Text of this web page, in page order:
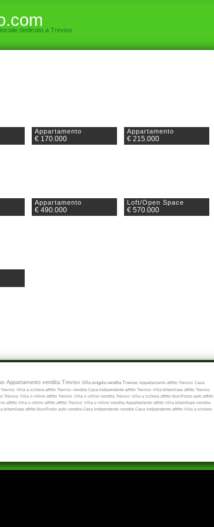
dedicato a Treviso
Appartamento
€ 170.000
Appartamento
€ 215.000
Appartamento
€ 490.000
Loft/Open Space
€ 570.000
Appartamento vendita Treviso Villa singola vendita Treviso Appartamento affitto Treviso Casa
Treviso Villa a schiera affitto Treviso vendita Casa Indipendente affitto Treviso Villa bifamiliare affitto Treviso
Treviso Villa o villino affitto Treviso Villa o villino vendita Treviso Villa a schiera affitto Box/Posto auto affitto
affitto Villa o villino affitto affitto Treviso Villa o villino vendita Appartamento affitto Villa bifamiliare vendita
bifamiliare affitto Box/Posto auto vendita Casa Indipendente vendita Casa Indipendente affitto Villa a schiera